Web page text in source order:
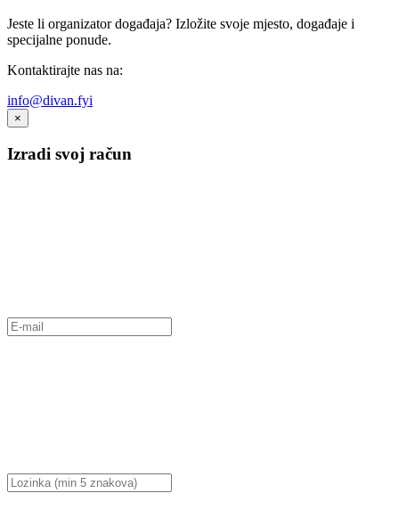
Jeste li organizator događaja? Izložite svoje mjesto, događaje i
specijalne ponude.
Kontaktirajte nas na:
info@divan.fyi
×
Izradi svoj račun